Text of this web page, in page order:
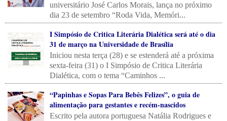
universitário José Carlos Morais, lança no próximo
dia 23 de setembro “Roda Vida, Memóri...
I Simpósio de Critica Literária Dialética será até o dia
31 de março na Universidade de Brasília
Iniciou nesta terça (28) e se estenderá até a próxima
sexta-feira (31) o I Simpósio de Critica Literária
Dialética, com o tema “Caminhos ...
“Papinhas e Sopas Para Bebês Felizes”, o guia de
alimentação para gestantes e recém-nascidos
Escrito pela autora portuguesa Natália Rodrigues e